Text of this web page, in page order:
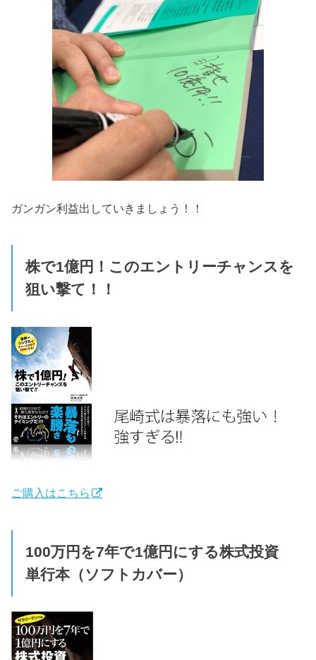
ガンガン利益出していきましょう！！
株で1億円！このエントリーチャンスを
狙い撃て！！
ご購入はこちら
100万円を7年で1億円にする株式投資
単行本（ソフトカバー）